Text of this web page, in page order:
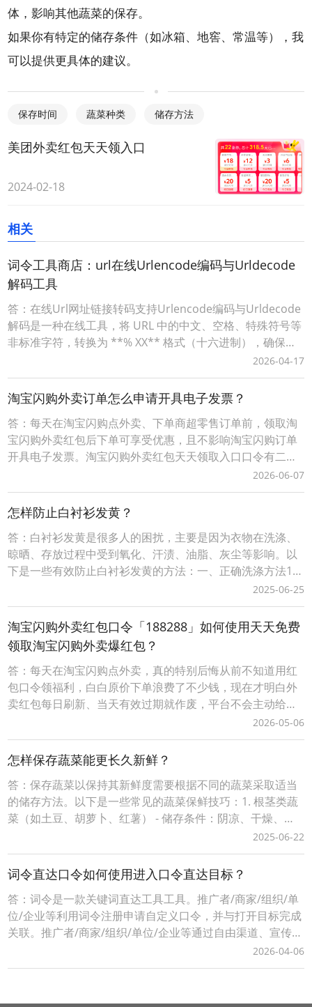
体，影响其他蔬菜的保存。
如果你有特定的储存条件（如冰箱、地窖、常温等），我
可以提供更具体的建议。
保存时间 蔬菜种类 储存方法
美团外卖红包天天领入口
2024-02-18
相关
词令工具商店：url在线Urlencode编码与Urldecode
解码工具
答：在线Url网址链接转码支持Urlencode编码与Urldecode
解码是一种在线工具，将 URL 中的中文、空格、特殊符号等
非标准字符，转换为 **% XX** 格式（十六进制），确保链
接能被浏览器 / 服务器正确解析。词令工具商店Urlencode
在线工具：https://apps.ciling.cn/urlencode/词令口令直达
Urlencode在
2026-04-17
淘宝闪购外卖订单怎么申请开具电子发票？
答：每天在淘宝闪购点外卖、下单商超零售订单前，领取淘
宝闪购外卖红包后下单可享受优惠，且不影响淘宝闪购订单
开具电子发票。淘宝闪购外卖红包天天领取入口口令有二种
方式：1、淘宝闪购外卖红包领取口令【188288】，打开手
机淘宝APP，顶部选择导航【闪购外卖】后，输入淘宝闪购
外卖红包领取口令【188288】，即可成功领取当天可用的有
效外卖红包。2、词令直达外卖红包领取口
2026-06-07
怎样防止白衬衫发黄？
答：白衬衫发黄是很多人的困扰，主要是因为衣物在洗涤、
晾晒、存放过程中受到氧化、汗渍、油脂、灰尘等影响。以
下是一些有效防止白衬衫发黄的方法：一、正确洗涤方法1.
分开洗涤 白衬衫应与其他颜色衣物分开洗，避免染色。2. 使
用中性或专用洗衣液 避免使用含漂白剂（如次氯酸钠）的洗
衣液，尤其是对白色衣物。可以选择中性洗衣液或白色衣物
专用洗涤剂。3. 冷水洗涤 热水容易使蛋
2025-06-25
淘宝闪购外卖红包口令「188288」如何使用天天免费
领取淘宝闪购外卖爆红包？
答：每天在淘宝闪购点外卖，真的特别后悔从前不知道用红
包口令领福利，白白原价下单浪费了不少钱，现在才明白外
卖红包每日刷新、当天有效过期就作废，平台不会主动给老
用户推送大额隐藏优惠，只有专属口令才能解锁无门槛和满
减福利。往后一定要养成每次点外卖前先领红包的习惯，再
也不愿错过每一笔立减优惠，把本该省下的生活开销稳稳攥
在手里，坚持天天领、单单省，不再为不必要的花销暗自后
2026-05-06
怎样保存蔬菜能更长久新鲜？
答：保存蔬菜以保持其新鲜度需要根据不同的蔬菜采取适当
的储存方法。以下是一些常见的蔬菜保鲜技巧：1. 根茎类蔬
菜（如土豆、胡萝卜、红薯） - 储存条件：阴凉、干燥、通
风的地方，避免阳光直射。 - 注意事项： - 土豆和红薯可以
放在纸袋或透气的篮子里。 - 避免与苹果或香蕉放在一起，
因为它们会释放乙烯气体，加速土豆发芽。2. 叶菜类蔬菜
（如菠菜、生菜、香菜） - 储
2025-06-22
词令直达口令如何使用进入口令直达目标？
答：词令是一款关键词直达工具工具。推广者/商家/组织/单
位/企业等利用词令注册申请自定义口令，并与打开目标完成
关联。推广者/商家/组织/单位/企业等通过自由渠道、宣传推
广、分享传播等方式将生成词令推广口令让用户记住、使用
打开目标落地页面，实现快捷直达、便捷操作的目的，有利
2026-04-06